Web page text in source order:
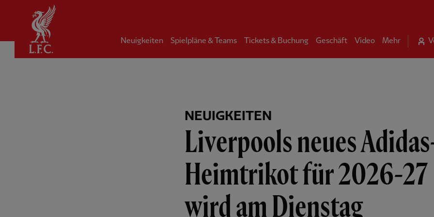
Neuigkeiten Spielpläne & Teams Tickets & Buchung Geschäft Video Mehr
NEUIGKEITEN
Liverpools neues
Heimtrikot für 2026-27
wird am Dienstag